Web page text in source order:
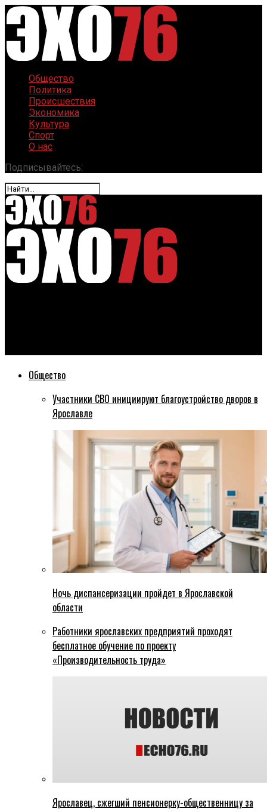
Общество
Политика
Происшествия
Экономика
Культура
Спорт
О нас
Подписывайтесь:
Общество
Участники СВО инициируют благоустройство дворов в
Ярославле
Ночь диспансеризации пройдет в Ярославской
области
Работники ярославских предприятий проходят
бесплатное обучение по проекту
«Производительность труда»
Ярославец, сжегший пенсионерку-общественницу за